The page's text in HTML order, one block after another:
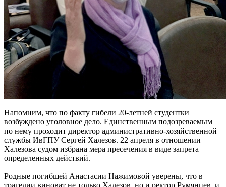
Напомним, что по факту гибели 20-летней студентки
возбуждено уголовное дело. Единственным подозреваемым
по нему проходит директор административно-хозяйственной
службы ИвГПУ Сергей Халезов. 22 апреля в отношении
Халезова судом избрана мера пресечения в виде запрета
определенных действий.
Родные погибшей Анастасии Нажимовой уверены, что в